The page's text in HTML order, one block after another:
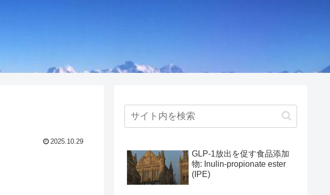
2025.10.29
GLP-1放出を促す食品添加
物: Inulin-propionate ester
(IPE)